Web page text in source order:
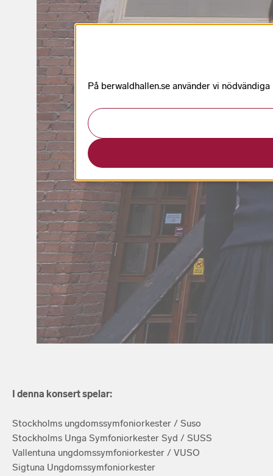
I denna konsert spelar:
Stockholms ungdomssymfoniorkester / Suso
Stockholms Unga Symfoniorkester Syd / SUSS
Vallentuna ungdomssymfoniorkester / VUSO
Sigtuna Ungdomssymfoniorkester
På berwaldhallen.se använder vi